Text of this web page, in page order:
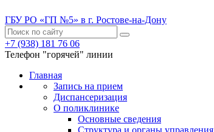
ГБУ РО «ГП №5» в г. Ростове-на-Дону
+7 (938) 181 76 06
Телефон "горячей" линии
Главная
Запись на прием
Диспансеризация
О поликлинике
Основные сведения
Структура и органы управления